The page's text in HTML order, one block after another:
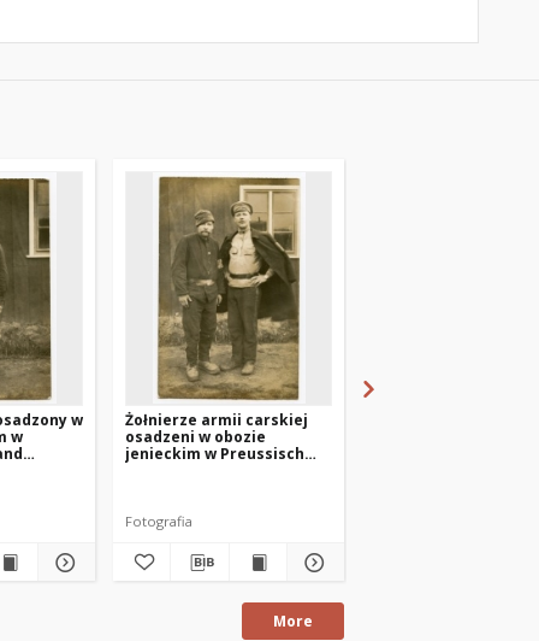
w
w
Żołnierze armii carskiej
osadzeni w obozie
jenieckim w Preussisch
Fotografia
More